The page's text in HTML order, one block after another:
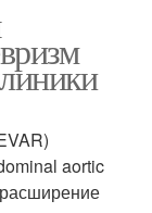
aortic